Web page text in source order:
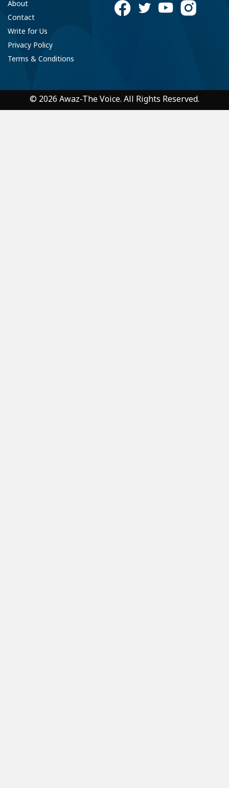
About
Contact
Write for Us
Privacy Policy
Terms & Conditions
© 2026 Awaz-The Voice. All Rights Reserved.